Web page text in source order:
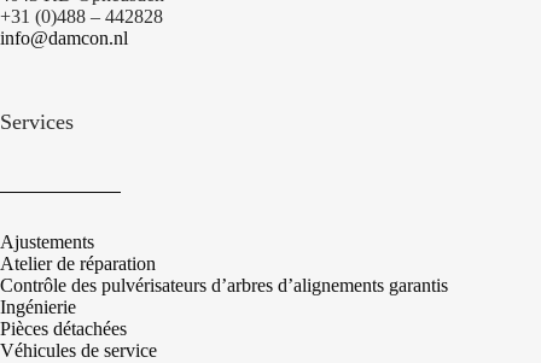
+31 (0)488 – 442828
info@damcon.nl
Services
Ajustements
Atelier de réparation
Contrôle des pulvérisateurs d’arbres d’alignements garantis
Ingénierie
Pièces détachées
Véhicules de service